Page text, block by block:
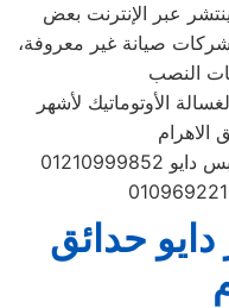
ينتشر عبر الإنترنت بعض
لشركات صيانة غير معروفة،
الأوتوماتيك لأشهر
حدائق